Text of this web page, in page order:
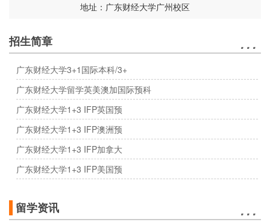
地址：广东财经大学广州校区
招生简章 …
广东财经大学3+1国际本科/3+
广东财经大学留学英美澳加国际预科
广东财经大学1+3 IFP英国预
广东财经大学1+3 IFP澳洲预
广东财经大学1+3 IFP加拿大
广东财经大学1+3 IFP美国预
留学资讯 …